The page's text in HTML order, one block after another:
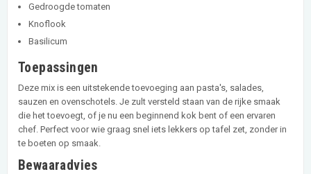
Gedroogde tomaten
Knoflook
Basilicum
Toepassingen
Deze mix is een uitstekende toevoeging aan pasta's, salades,
sauzen en ovenschotels. Je zult versteld staan van de rijke smaak
die het toevoegt, of je nu een beginnend kok bent of een ervaren
chef. Perfect voor wie graag snel iets lekkers op tafel zet, zonder in
te boeten op smaak.
Bewaaradvies